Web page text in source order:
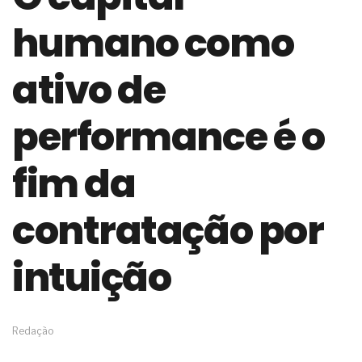
de governança das organizações
estratégia competitiva nas empresas
materiais cimentícios com fibra de vidro
A próxima vantagem competitiva não está no
A IA elevou a régua do comprador B2B e a venda
complexa ficou ainda mais humana
cabos e condutores elétricos
A fabricação conforme das portas com tipologia
de giro para as saídas de emergência
A sua indústria toma decisões ou apenas reage
Os serviços de reciclagem profunda a frio in situ
com emulsão asfáltica
Os gestores da ABNT litigam de má-fé para
humano como
ativo de
performance é o
fim da
contratação por
intuição
Redação